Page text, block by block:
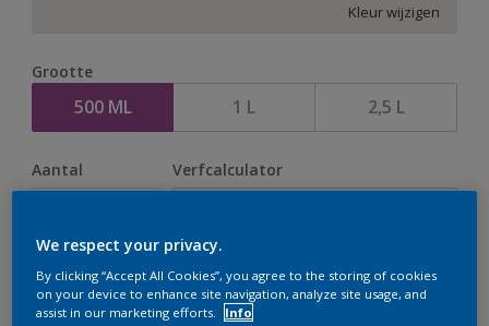
Kleur wijzigen
Grootte
500 ML 1 L 2,5 L
Aantal Verfcalculator
Op dit moment is het niet mogelijk dit product online
te bestellen. Houd de website in de gaten, we werken
We respect your privacy.
By clicking “Accept All Cookies”, you agree to the storing of cookies
on your device to enhance site navigation, analyze site usage, and
assist in our marketing efforts.
Info